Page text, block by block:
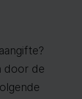
door de